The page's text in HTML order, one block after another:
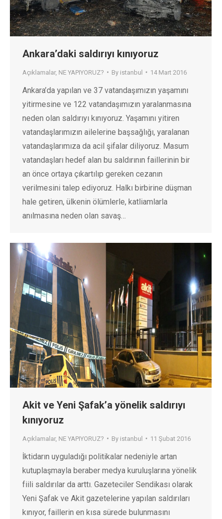
Ankara’daki saldırıyı kınıyoruz
Açıklamalar, NE YAPIYORUZ? By istanbul 14 Mart 2016
Ankara’da yapılan ve 37 vatandaşımızın yaşamını
yitirmesine ve 122 vatandaşımızın yaralanmasına
neden olan saldırıyı kınıyoruz. Yaşamını yitiren
vatandaşlarımızın ailelerine başsağlığı, yaralanan
vatandaşlarımıza da acil şifalar diliyoruz. Masum
vatandaşları hedef alan bu saldırının faillerinin bir
an önce ortaya çıkartılıp gereken cezanın
verilmesini talep ediyoruz. Halkı birbirine düşman
hale getiren, ülkenin ölümlerle, katliamlarla
anılmasına neden olan savaş…
Akit ve Yeni Şafak’a yönelik saldırıyı
kınıyoruz
Açıklamalar, NE YAPIYORUZ? By istanbul 11 Şubat 2016
İktidarın uyguladığı politikalar nedeniyle artan
kutuplaşmayla beraber medya kuruluşlarına yönelik
fiili saldırılar da arttı. Gazeteciler Sendikası olarak
Yeni Şafak ve Akit gazetelerine yapılan saldırıları
kınıyor, faillerin en kısa sürede bulunmasını